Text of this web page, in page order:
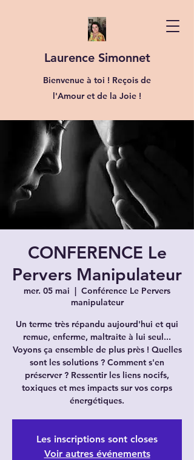
Laurence Simonnet
Bienvenue à toi ! Reçois de
l'Amour et de la Joie !
CONFERENCE Le
Pervers Manipulateur
mer. 05 mai
  |
Conférence Le Pervers
manipulateur
Un terme très répandu aujourd'hui et qui
remue, enferme, maltraite à lui seul...
Voyons ça ensemble de plus près ! Quelles
sont les solutions ? Comment s'en
préserver ? Ressentir les liens nocifs,
toxiques et mes impacts sur vos corps
énergétiques.
Les inscriptions sont closes
Voir autres événements